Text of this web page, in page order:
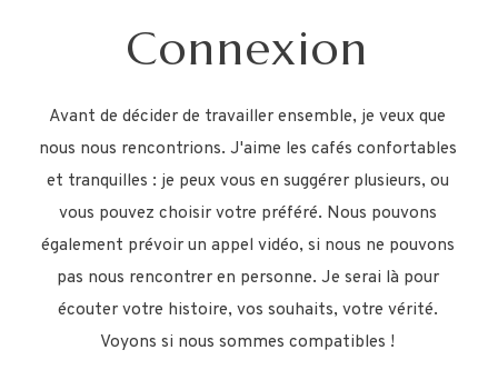
Connexion
Avant de décider de travailler ensemble, je veux que
nous nous rencontrions. J'aime les cafés confortables
et tranquilles : je peux vous en suggérer plusieurs, ou
vous pouvez choisir votre préféré. Nous pouvons
également prévoir un appel vidéo, si nous ne pouvons
pas nous rencontrer en personne. Je serai là pour
écouter votre histoire, vos souhaits, votre vérité.
Voyons si nous sommes compatibles !